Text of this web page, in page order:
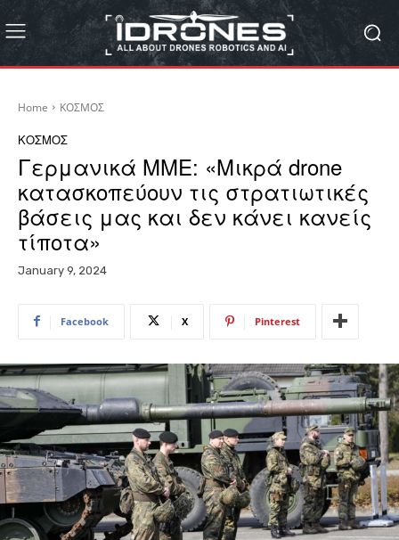
Home ΚΟΣΜΟΣ
ΚΟΣΜΟΣ
Γερμανικά ΜΜΕ: «Μικρά drone
κατασκοπεύουν τις στρατιωτικές
βάσεις μας και δεν κάνει κανείς
τίποτα»
January 9, 2024
Facebook X Pinterest